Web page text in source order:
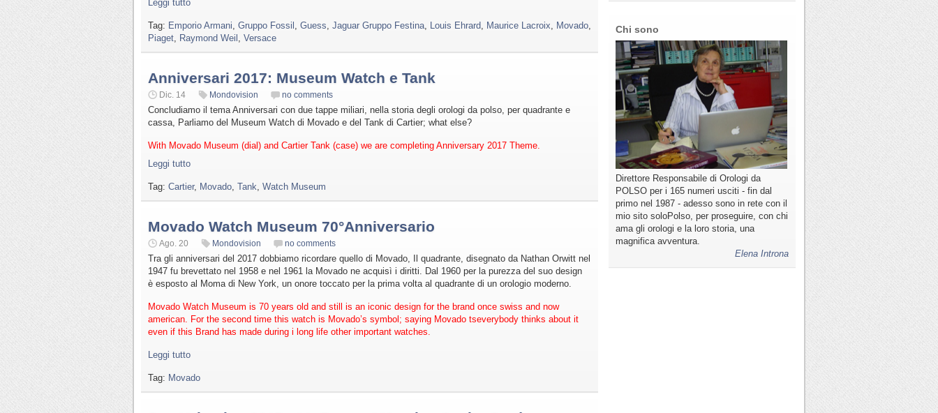
Leggi tutto
Tag: Emporio Armani Gruppo Fossil Guess Jaguar Gruppo Festina Louis Ehrard Maurice Lacroix Movado
Piaget Raymond Weil Versace
Anniversari 2017: Museum Watch e Tank
Dic. 14 Mondovision no comments
Concludiamo il tema Anniversari con due tappe miliari, nella storia degli orologi da polso, per quadrante e
cassa, Parliamo del Museum Watch di Movado e del Tank di Cartier; what else?
With Movado Museum (dial) and Cartier Tank (case) we are completing Anniversary 2017 Theme.
Leggi tutto
Tag: Cartier, Movado Tank Watch Museum
Movado Watch Museum 70°Anniversario
Ago. 20 Mondovision no comments
Tra gli anniversari del 2017 dobbiamo ricordare quello di Movado, Il quadrante, disegnato da Nathan Orwitt nel
1947 fu brevettato nel 1958 e nel 1961 la Movado ne acquisì i diritti. Dal 1960 per la purezza del suo design
è esposto al Moma di New York, un onore toccato per la prima volta al quadrante di un orologio moderno.
Movado Watch Museum is 70 years old and still is an iconic design for the brand once swiss and now
american. For the second time this watch is Movado’s symbol; saying Movado tseverybody thinks about it
even if this Brand has made during i long life other important watches.
Leggi tutto
Tag: Movado
Chi sono
Direttore Responsabile di Orologi da
POLSO per i 165 numeri usciti - fin dal
primo nel 1987 - adesso sono in rete con il
mio sito soloPolso, per proseguire, con chi
ama gli orologi e la loro storia, una
magnifica avventura.
Elena Introna